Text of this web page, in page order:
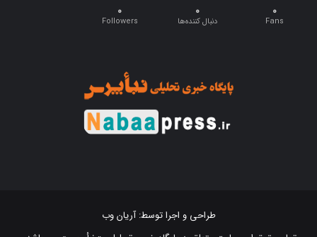
۰
Fans
۰
دنبال کننده‌ها
۰
Followers
طراحی و اجرا توسط:آریان وب